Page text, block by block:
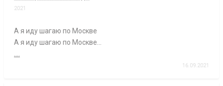
2021
А я иду шагаю по Москве
А я иду шагаю по Москве…
16.09.2021